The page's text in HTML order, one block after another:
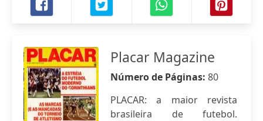
Placar Magazine
Número de Páginas: 80
PLACAR: a maior revista
brasileira de futebol.